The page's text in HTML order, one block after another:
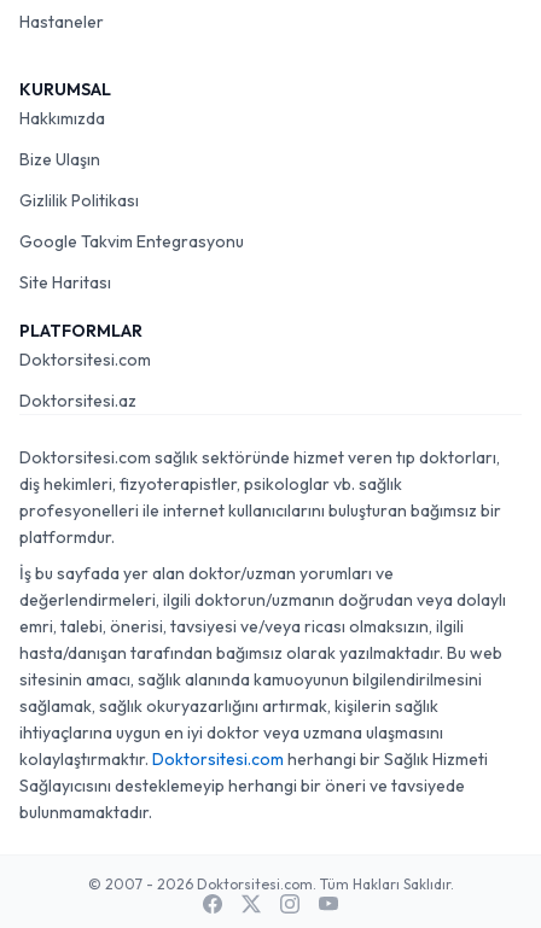
Hastaneler
KURUMSAL
Hakkımızda
Bize Ulaşın
Gizlilik Politikası
Google Takvim Entegrasyonu
Site Haritası
PLATFORMLAR
Doktorsitesi.com
Doktorsitesi.az
Doktorsitesi.com sağlık sektöründe hizmet veren tıp doktorları,
diş hekimleri, fizyoterapistler, psikologlar vb. sağlık
profesyonelleri ile internet kullanıcılarını buluşturan bağımsız bir
platformdur.
İş bu sayfada yer alan doktor/uzman yorumları ve
değerlendirmeleri, ilgili doktorun/uzmanın doğrudan veya dolaylı
emri, talebi, önerisi, tavsiyesi ve/veya ricası olmaksızın, ilgili
hasta/danışan tarafından bağımsız olarak yazılmaktadır. Bu web
sitesinin amacı, sağlık alanında kamuoyunun bilgilendirilmesini
sağlamak, sağlık okuryazarlığını artırmak, kişilerin sağlık
ihtiyaçlarına uygun en iyi doktor veya uzmana ulaşmasını
kolaylaştırmaktır. Doktorsitesi.com herhangi bir Sağlık Hizmeti
Sağlayıcısını desteklemeyip herhangi bir öneri ve tavsiyede
bulunmamaktadır.
© 2007 - 2026 Doktorsitesi.com. Tüm Hakları Saklıdır.